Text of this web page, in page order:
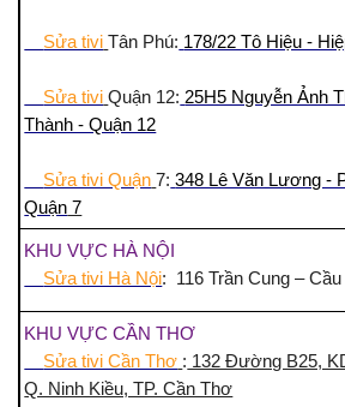
Sửa tivi Tân Phú: 178/22 Tô Hiệu -
Sửa tivi Quận 12: 25H5 Nguyễn Ảnh
Thành - Quận 12
Sửa tivi Quận 7: 348 Lê Văn Lương -
Quận 7
KHU VỰC HÀ NỘI
Sửa tivi Hà Nội: 116 Trần Cung –
KHU VỰC CẦN THƠ
Sửa tivi Cần Thơ : 132 Đường B25,
Q. Ninh Kiều, TP. Cần Thơ